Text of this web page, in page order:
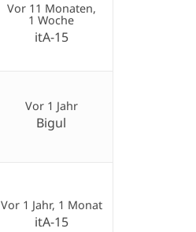
Vor 11 Monaten,
1 Woche
itA-15
Vor 1 Jahr
Bigul
Vor 1 Jahr, 1 Monat
itA-15